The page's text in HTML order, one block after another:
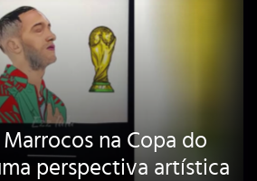
na Copa do
perspectiva artística